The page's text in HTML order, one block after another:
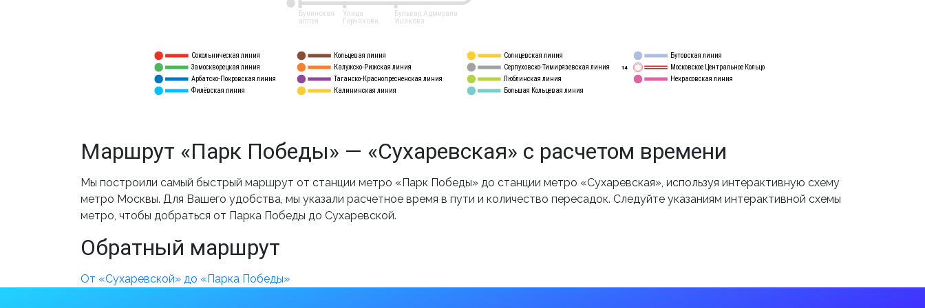
Сокольническая линия
Замоскворецкая линия
Арбатско-Покровская линия
Филёвская линия
Кольцевая линия
Калужско-Рижская линия
Таганско-Краснопресненская линия
Калининская линия
Солнцевская линия
Серпуховско-Тимирязевская линия
Люблинская линия
Бутовская линия
Московское Центральное Кольцо
Большая Кольцевая линия
Некрасовская линия
14
Бульвар Адмирала
Ушакова
Улица
Горчакова
Бунинская
аллея
Маршрут «Парк Победы» — «Сухаревская» с расчетом времени
Мы построили самый быстрый маршрут от станции метро «Парк Победы» до станции метро «Сухаревская», используя интерактивную схему
метро Москвы. Для Вашего удобства, мы указали расчетное время в пути и количество пересадок. Следуйте указаниям интерактивной схемы
метро, чтобы добраться от Парка Победы до Сухаревской.
Обратный маршрут
От «Сухаревской» до «Парка Победы»